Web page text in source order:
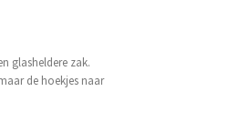
glasheldere zak.
de hoekjes naar